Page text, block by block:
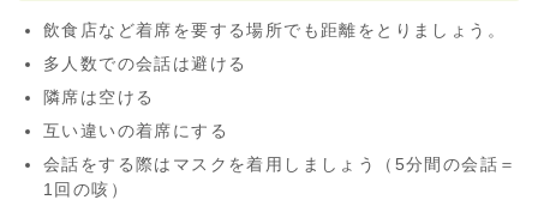
飲食店など着席を要する場所でも距離をとりましょう。
多人数での会話は避ける
隣席は空ける
互い違いの着席にする
会話をする際はマスクを着用しましょう（5分間の会話＝
1回の咳）